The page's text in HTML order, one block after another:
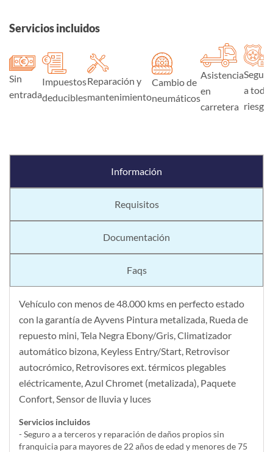
Servicios incluidos
Sin
entrada
Impuestos
deducibles
Reparación y
mantenimiento
Cambio de
neumáticos
Asistencia
en
carretera
Seguro
a todo
riesgo
Información
Requisitos
Documentación
Faqs
Vehículo con menos de 48.000 kms en perfecto estado
con la garantía de Ayvens Pintura metalizada, Rueda de
repuesto mini, Tela Negra Ebony/Gris, Climatizador
automático bizona, Keyless Entry/Start, Retrovisor
autocrómico, Retrovisores ext. térmicos plegables
eléctricamente, Azul Chromet (metalizada), Paquete
Confort, Sensor de lluvia y luces
Servicios incluidos
- Seguro a a terceros y reparación de daños propios sin
franquicia para mayores de 22 años de edad y menores de 75